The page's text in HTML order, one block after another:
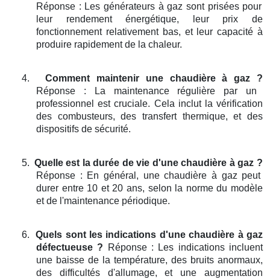
Réponse : Les générateurs à gaz sont prisées pour
leur rendement énergétique, leur prix de
fonctionnement relativement bas, et leur capacité à
produire rapidement de la chaleur.
4.
Comment maintenir une chaudière à gaz ?
Réponse : La maintenance régulière par un
professionnel est cruciale. Cela inclut la vérification
des combusteurs, des transfert thermique, et des
dispositifs de sécurité.
5. Quelle est la durée de vie d'une chaudière à gaz ?
Réponse : En général, une chaudière à gaz peut
durer entre 10 et 20 ans, selon la norme du modèle
et de l'maintenance périodique.
6.
Quels sont les indications d'une chaudière à gaz
défectueuse ? Réponse : Les indications incluent
une baisse de la température, des bruits anormaux,
des difficultés d'allumage, et une augmentation